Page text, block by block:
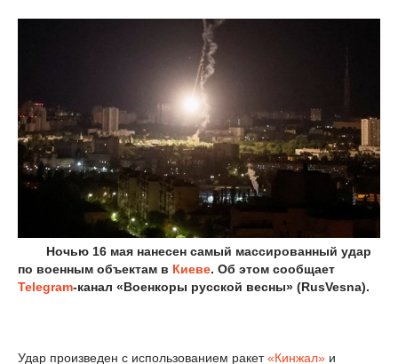
Ночью 16 мая нанесен самый массированный удар
по военным объектам в Киеве. Об этом сообщает
Telegram-канал «Военкоры русской весны» (RusVesna).
Удар произведен с использованием ракет«Кинжал» и